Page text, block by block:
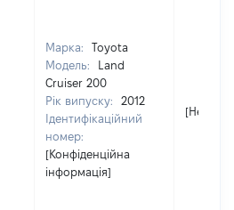
Марка:
Toyota
Модель:
Land
Cruiser 200
Рік випуску:
2012
Ідентифікаційний
номер:
[Конфіденційна
інформація]
[Не